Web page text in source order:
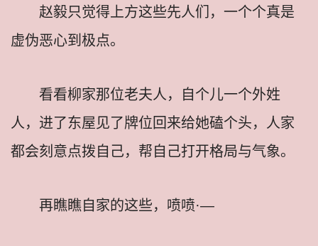
赵毅只觉得上方这些先人们，一个个真是
虚伪恶心到极点。
看看柳家那位老夫人，自个儿一个外姓
人，进了东屋见了牌位回来给她磕个头，人家
都会刻意点拨自己，帮自己打开格局与气象。
再瞧瞧自家的这些，喷喷·—